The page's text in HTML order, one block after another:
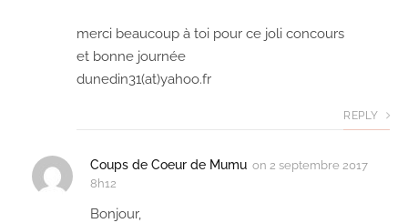
merci beaucoup à toi pour ce joli concours
et bonne journée
dunedin31(at)yahoo.fr
REPLY
Coups de Coeur de Mumu on 2 septembre 2017
8h12
Bonjour,